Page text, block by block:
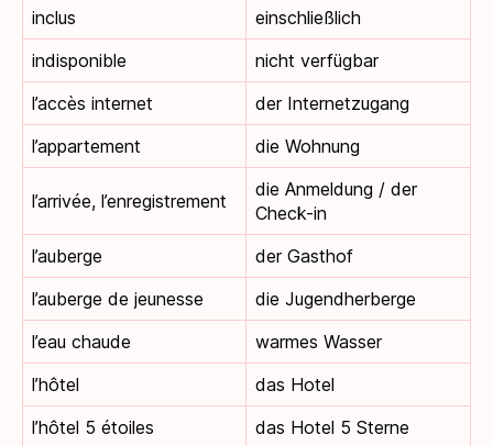
inclus
einschließlich
indisponible
nicht verfügbar
l’accès internet
der Internetzugang
l’appartement
die Wohnung
l’arrivée, l’enregistrement
die Anmeldung / der
Check-in
l’auberge
der Gasthof
l’auberge de jeunesse
die Jugendherberge
l’eau chaude
warmes Wasser
l’hôtel
das Hotel
l’hôtel 5 étoiles
das Hotel 5 Sterne